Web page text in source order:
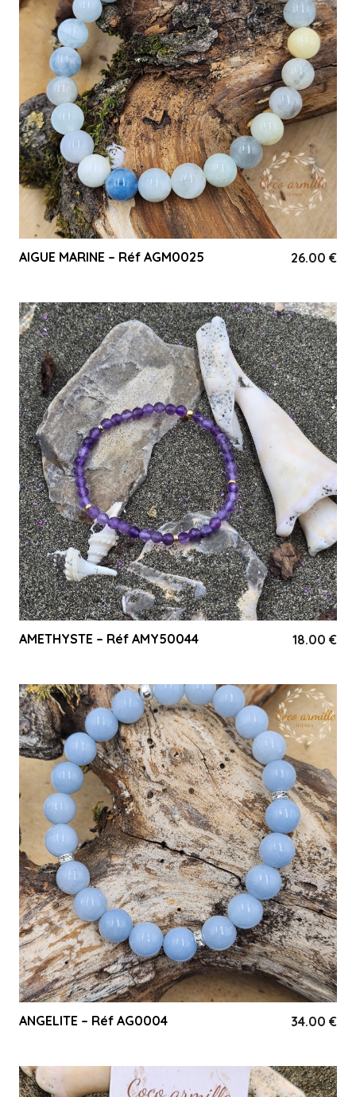
AIGUE MARINE – Réf AGM0025 26.00 €
AMETHYSTE – Réf AMY50044 18.00 €
ANGELITE – Réf AG0004 34.00 €